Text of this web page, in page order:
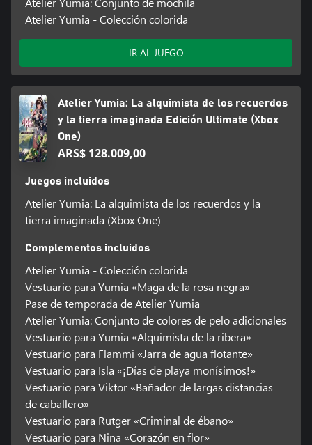
Atelier Yumia - Colección colorida
IR AL JUEGO
Atelier Yumia: La alquimista de los recuerdos
y la tierra imaginada Edición Ultimate (Xbox
One)
ARS$ 128.009,00
Juegos incluidos
Atelier Yumia: La alquimista de los recuerdos y la
tierra imaginada (Xbox One)
Complementos incluidos
Atelier Yumia - Colección colorida
Vestuario para Yumia «Maga de la rosa negra»
Pase de temporada de Atelier Yumia
Atelier Yumia: Conjunto de colores de pelo adicionales
Vestuario para Yumia «Alquimista de la ribera»
Vestuario para Flammi «Jarra de agua flotante»
Vestuario para Isla «¡Días de playa monísimos!»
Vestuario para Viktor «Bañador de largas distancias
de caballero»
Vestuario para Rutger «Criminal de ébano»
Vestuario para Nina «Corazón en flor»